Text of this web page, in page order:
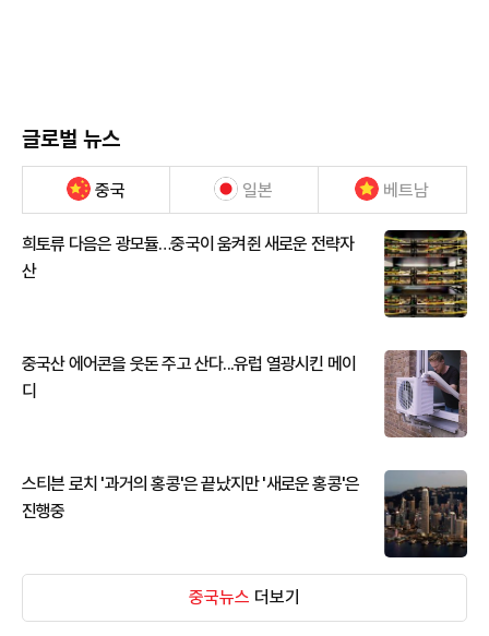
글로벌 뉴스
중국 일본 베트남
희토류 다음은 광모듈…중국이 움켜쥔 새로운 전략자
산
중국산 에어콘을 웃돈 주고 산다...유럽 열광시킨 메이
디
스티븐 로치 '과거의 홍콩'은 끝났지만 '새로운 홍콩'은
진행중
중국뉴스 더보기